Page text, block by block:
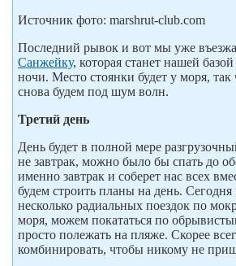
Источник фото: marshrut-club.com
Последний рывок и вот мы уже
Санжейку, которая станет нашей
ночи. Место стоянки будет у моря,
снова будем под шум волн.
Третий день
День будет в полной мере
не завтрак, можно было бы спать до
именно завтрак и соберет нас всех
будем строить планы на день.
несколько радиальных поездок по
моря, можем покататься по
просто полежать на пляже. Скорее
комбинировать, чтобы никому не